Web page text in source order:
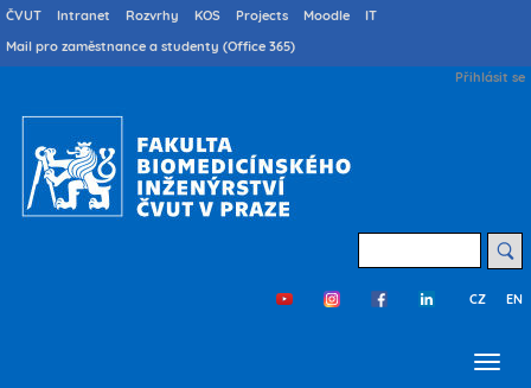
Přejít
k
hlavnímu
Druhé
menu
ČVUT Intranet Rozvrhy KOS Projects Moodle
IT
Mail pro zaměstnance a studenty (Office 365)
User
Přihlásit se
Třetí
CZ EN